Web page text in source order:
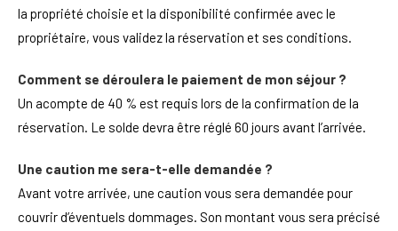
la propriété choisie et la disponibilité confirmée avec le
propriétaire, vous validez la réservation et ses conditions.
Comment se déroulera le paiement de mon séjour ?
Un acompte de 40 % est requis lors de la confirmation de la
réservation. Le solde devra être réglé 60 jours avant l’arrivée.
Une caution me sera-t-elle demandée ?
Avant votre arrivée, une caution vous sera demandée pour
couvrir d’éventuels dommages. Son montant vous sera précisé